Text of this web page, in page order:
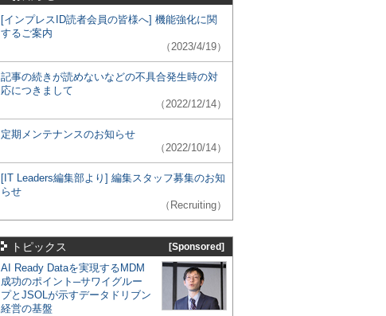
[インプレスID読者会員の皆様へ] 機能強化に関
するご案内
（2023/4/19）
記事の続きが読めないなどの不具合発生時の対
応につきまして
（2022/12/14）
定期メンテナンスのお知らせ
（2022/10/14）
[IT Leaders編集部より] 編集スタッフ募集のお知
らせ
（Recruiting）
トピックス [Sponsored]
AI Ready Dataを実現するMDM
成功のポイント─サワイグルー
プとJSOLが示すデータドリブン
経営の基盤